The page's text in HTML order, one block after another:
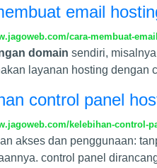
email
cara-membuat-
domain sendiri, misalnya
layanan hosting dengan
control panel
kelebihan-control-
akses dan penggunaan:
control panel